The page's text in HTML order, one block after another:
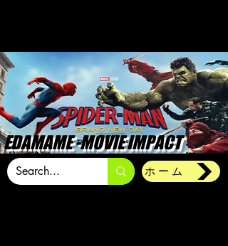
EDAMAME -MOVIE IMPACT
ホーム